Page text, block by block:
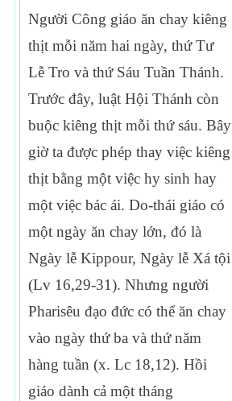
Người Công giáo ăn chay kiêng
thịt mỗi năm hai ngày, thứ Tư
Lễ Tro và thứ Sáu Tuần Thánh.
Trước đây, luật Hội Thánh còn
buộc kiêng thịt mỗi thứ sáu. Bây
giờ ta được phép thay việc kiêng
thịt bằng một việc hy sinh hay
một việc bác ái. Do-thái giáo có
một ngày ăn chay lớn, đó là
Ngày lễ Kippour, Ngày lễ Xá tội
(Lv 16,29-31). Nhưng người
Pharisêu đạo đức có thể ăn chay
vào ngày thứ ba và thứ năm
hàng tuần (x. Lc 18,12). Hồi
giáo dành cả một tháng